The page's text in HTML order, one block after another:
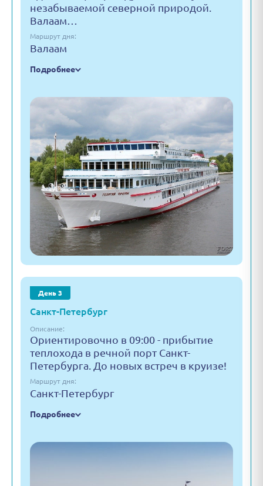
незабываемой северной природой.
Валаам…
Маршрут дня:
Валаам
Подробнее
День 3
Санкт-Петербург
Описание:
Ориентировочно в 09:00 - прибытие
теплохода в речной порт Санкт-
Петербурга. До новых встреч в круизе!
Маршрут дня:
Санкт-Петербург
Подробнее